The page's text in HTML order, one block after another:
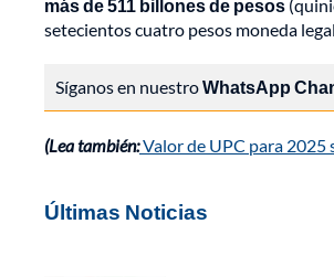
más de 511 billones de pesos
setecientos cuatro pesos moneda
Síganos en nuestroWhatsApp
(Lea también:Valor de UPC para 2025
Últimas Noticias